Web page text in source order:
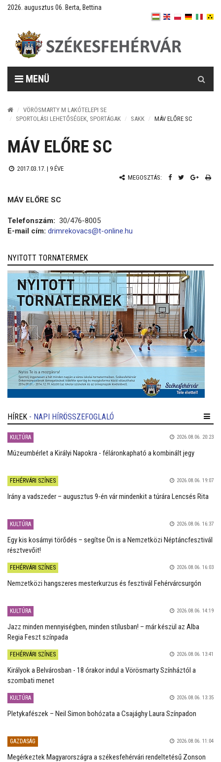
2026. augusztus 06. Berta, Bettina
MENÜ
VÖRÖSMARTY M LAKÓTELEPI SE
SPORTOLÁSI LEHETŐSÉGEK, SPORTÁGAK
SAKK MÁV ELŐRE SC
MÁV ELŐRE SC
2017.03.17. | 9 ÉVE
MEGOSZTÁS:
MÁV ELŐRE SC
Telefonszám: 30/476-8005
E-mail cím: drimrekovacs@t-online.hu
NYITOTT TORNATERMEK
HÍREK - NAPI HÍRÖSSZEFOGLALÓ
KULTÚRA 2026.08.06. 20:23
Múzeumbérlet a Királyi Napokra - féláronkapható a kombinált jegy
FEHÉRVÁRI SZÍNES 2026.08.06. 19:07
Irány a vadszeder – augusztus 9-én vár mindenkit a túrára Lencsés Rita
KULTÚRA 2026.08.06. 16:37
Egy kis kosárnyi törődés – segítse Ön is a Nemzetközi Néptáncfesztivál
résztvevőit!
FEHÉRVÁRI SZÍNES 2026.08.06. 16:03
Nemzetközi hangszeres mesterkurzus és fesztivál Fehérvárcsurgón
KULTÚRA 2026.08.06. 14:19
Jazz minden mennyiségben, minden stílusban! – már készül az Alba
Regia Feszt színpada
FEHÉRVÁRI SZÍNES 2026.08.06. 13:41
Királyok a Belvárosban - 18 órakor indul a Vörösmarty Színháztól a
szombati menet
KULTÚRA 2026.08.06. 13:35
Pletykafészek – Neil Simon bohózata a Csajághy Laura Színpadon
GAZDASÁG 2026.08.06. 11:04
Megérkeztek Magyarországra a székesfehérvári rendeltetésű Zonson